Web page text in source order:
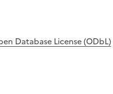
Database License (ODbL)